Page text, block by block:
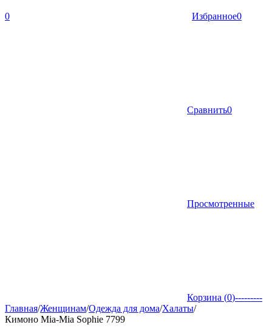
0 Избранное0
Сравнить0
Просмотренные
Корзина (0)---------
Главная/Женщинам/Одежда для дома/Халаты/
Кимоно Mia-Mia Sophie 7799